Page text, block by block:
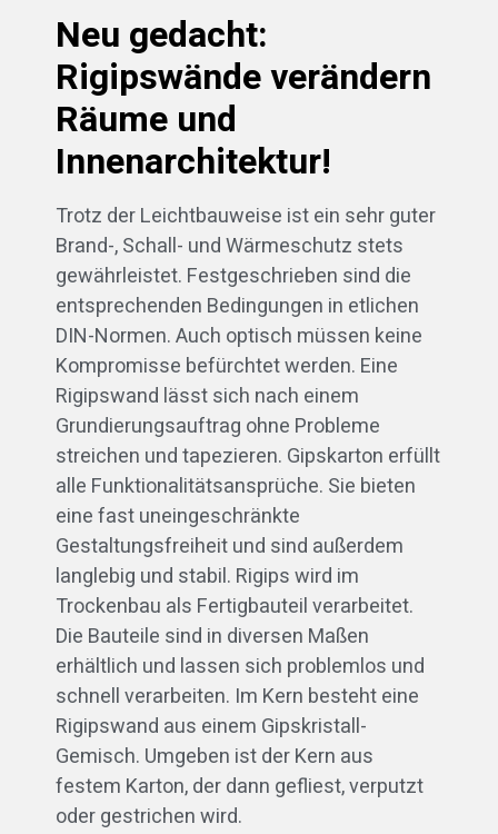
Neu gedacht:
Rigipswände verändern
Räume und
Innenarchitektur!
Trotz der Leichtbauweise ist ein sehr guter
Brand-, Schall- und Wärmeschutz stets
gewährleistet. Festgeschrieben sind die
entsprechenden Bedingungen in etlichen
DIN-Normen. Auch optisch müssen keine
Kompromisse befürchtet werden. Eine
Rigipswand lässt sich nach einem
Grundierungsauftrag ohne Probleme
streichen und tapezieren. Gipskarton erfüllt
alle Funktionalitätsansprüche. Sie bieten
eine fast uneingeschränkte
Gestaltungsfreiheit und sind außerdem
langlebig und stabil. Rigips wird im
Trockenbau als Fertigbauteil verarbeitet.
Die Bauteile sind in diversen Maßen
erhältlich und lassen sich problemlos und
schnell verarbeiten. Im Kern besteht eine
Rigipswand aus einem Gipskristall-
Gemisch. Umgeben ist der Kern aus
festem Karton, der dann gefliest, verputzt
oder gestrichen wird.